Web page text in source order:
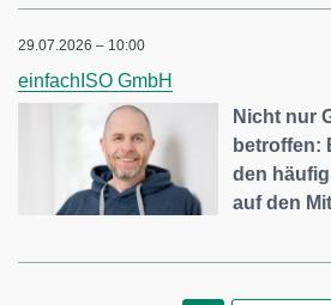
29.07.2026 – 10:00
einfachISO GmbH
Nicht nur
betroffen:
den
auf den